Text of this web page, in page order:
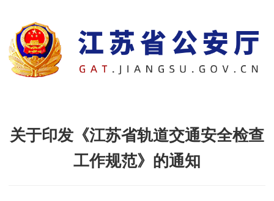
关于印发《江苏省轨道交通安全检查
工作规范》的通知